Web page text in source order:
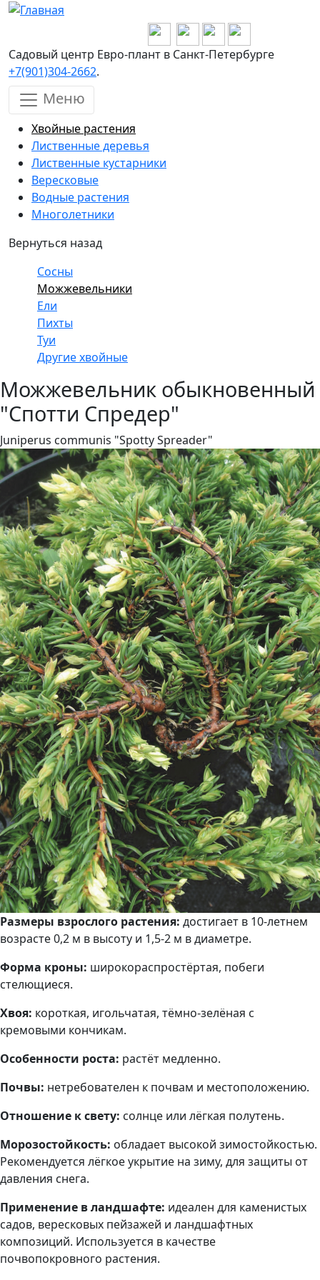
Перейти к основному содержанию
Садовый центр Евро-плант в Санкт-Петербурге
+7(901)304-2662.
Меню
Хвойные растения
Лиственные деревья
Лиственные кустарники
Вересковые
Водные растения
Многолетники
Вернуться назад
Сосны
Можжевельники
Ели
Пихты
Туи
Другие хвойные
Можжевельник обыкновенный
"Спотти Спредер"
Juniperus communis "Spotty Spreader"
Размеры взрослого растения: достигает в 10-летнем
возрасте 0,2 м в высоту и 1,5-2 м в диаметре.
Форма кроны: широкораспростёртая, побеги
стелющиеся.
Хвоя: короткая, игольчатая, тёмно-зелёная с
кремовыми кончикам.
Особенности роста: растёт медленно.
Почвы: нетребователен к почвам и местоположению.
Отношение к свету: солнце или лёгкая полутень.
Морозостойкость: обладает высокой зимостойкостью.
Рекомендуется лёгкое укрытие на зиму, для защиты от
давления снега.
Применение в ландшафте: идеален для каменистых
садов, вересковых пейзажей и ландшафтных
композиций. Используется в качестве
почвопокровного растения.